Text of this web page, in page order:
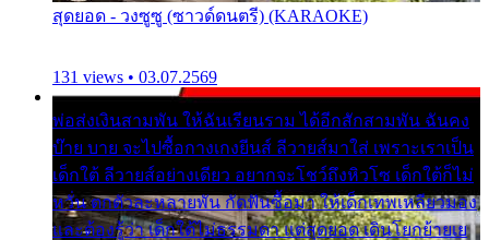
สุดยอด - วงซูซู (ซาวด์ดนตรี) (KARAOKE)
131 views • 03.07.2569
พ่อส่งเงินสามพัน ให้ฉันเรียนราม ได้อีกสักสามพัน ฉันคง
บ๊าย บาย จะไปซื้อกางเกงยีนส์ ลีวายส์มาใส่ เพราะเราเป็น
เด็กใต้ ลีวายส์อย่างเดียว อยากจะโชว์ถึงหิวโซ เด็กใต้ก็ไม่
หวั่น ตกตัวละหลายพัน กัดฟันซื้อมา ให้เด็กเทพเหลียวมอง
และต้องรู้ว่า เด็กใต้ไม่ธรรมดา แต่สุดยอด เดินโยกย้ายเย